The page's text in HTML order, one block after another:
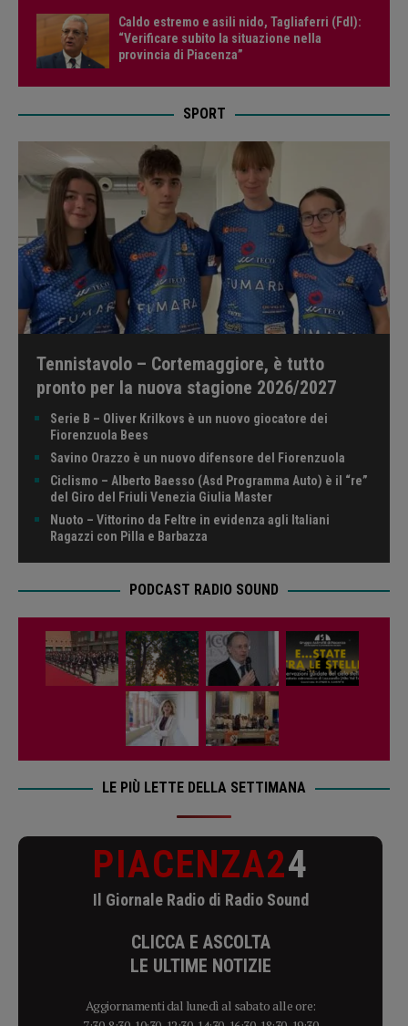
Caldo estremo e asili nido, Tagliaferri (FdI):
“Verificare subito la situazione nella
provincia di Piacenza”
SPORT
Tennistavolo – Cortemaggiore, è tutto
pronto per la nuova stagione 2026/2027
Serie B – Oliver Krilkovs è un nuovo giocatore dei
Fiorenzuola Bees
Savino Orazzo è un nuovo difensore del Fiorenzuola
Ciclismo – Alberto Baesso (Asd Programma Auto) è il “re”
del Giro del Friuli Venezia Giulia Master
Nuoto – Vittorino da Feltre in evidenza agli Italiani
Ragazzi con Pilla e Barbazza
PODCAST RADIO SOUND
LE PIÙ LETTE DELLA SETTIMANA
PIACENZA24
Il Giornale Radio di Radio Sound
CLICCA E ASCOLTA
LE ULTIME NOTIZIE
Aggiornamenti dal lunedì al sabato alle ore: